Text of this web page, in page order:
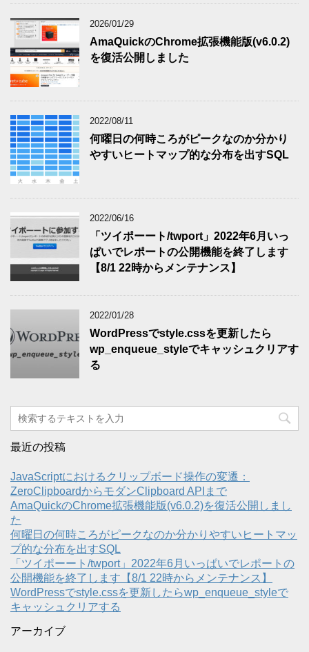
2026/01/29
AmaQuickのChrome拡張機能版(v6.0.2)
を復活公開しました
2022/08/11
何曜日の何時ころがピークなのか分かり
やすいヒートマップ的な分布を出すSQL
2022/06/16
「ツイポーート/twport」2022年6月いっ
ぱいでレポートの公開機能を終了します
【8/1 22時からメンテナンス】
2022/01/28
WordPressでstyle.cssを更新したら
wp_enqueue_styleでキャッシュクリアす
る
最近の投稿
JavaScriptにおけるクリップボード操作の変遷：
ZeroClipboardからモダンClipboard APIまで
AmaQuickのChrome拡張機能版(v6.0.2)を復活公開しまし
た
何曜日の何時ころがピークなのか分かりやすいヒートマッ
プ的な分布を出すSQL
「ツイポーート/twport」2022年6月いっぱいでレポートの
公開機能を終了します【8/1 22時からメンテナンス】
WordPressでstyle.cssを更新したらwp_enqueue_styleで
キャッシュクリアする
アーカイブ